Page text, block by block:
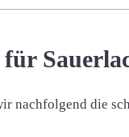
nachfolgend die